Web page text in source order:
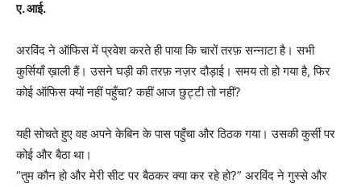
ए. आई.
अरविंद ने ऑफिस में प्रवेश करते ही पाया कि चारों तरफ़ सन्नाटा है। सभी
कुर्सियाँ ख़ाली हैं। उसने घड़ी की तरफ़ नज़र दौड़ाई। समय तो हो गया है, फिर
कोई ऑफिस क्यों नहीं पहुँचा? कहीं आज छुट्टी तो नहीं?
यही सोचते हुए वह अपने केबिन के पास पहुँचा और ठिठक गया। उसकी कुर्सी पर
कोई और बैठा था।
“तुम कौन हो और मेरी सीट पर बैठकर क्या कर रहे हो?” अरविंद ने गुस्से और